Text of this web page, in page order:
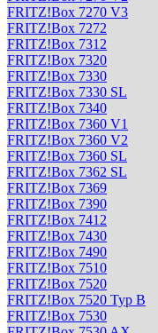
FRITZ!Box 7270 V3
FRITZ!Box 7272
FRITZ!Box 7312
FRITZ!Box 7320
FRITZ!Box 7330
FRITZ!Box 7330 SL
FRITZ!Box 7340
FRITZ!Box 7360 V1
FRITZ!Box 7360 V2
FRITZ!Box 7360 SL
FRITZ!Box 7362 SL
FRITZ!Box 7369
FRITZ!Box 7390
FRITZ!Box 7412
FRITZ!Box 7430
FRITZ!Box 7490
FRITZ!Box 7510
FRITZ!Box 7520
FRITZ!Box 7520 Typ B
FRITZ!Box 7530